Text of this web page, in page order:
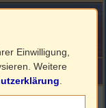
ray Infos
Einwilligung,
Weitere